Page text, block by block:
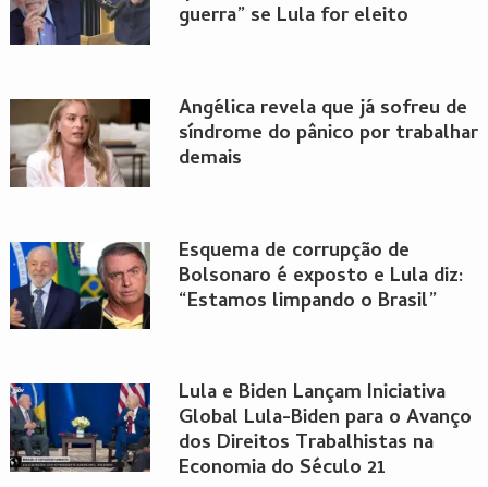
guerra” se Lula for eleito
Angélica revela que já sofreu de
síndrome do pânico por trabalhar
demais
Esquema de corrupção de
Bolsonaro é exposto e Lula diz:
“Estamos limpando o Brasil”
Lula e Biden Lançam Iniciativa
Global Lula-Biden para o Avanço
dos Direitos Trabalhistas na
Economia do Século 21